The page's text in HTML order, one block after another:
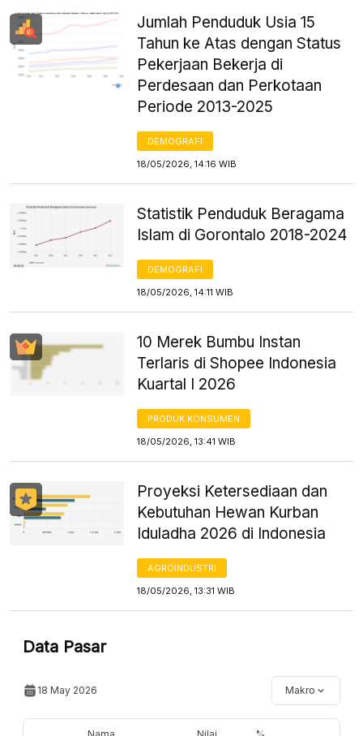
Jumlah Penduduk Usia 15
Tahun ke Atas dengan Status
Pekerjaan Bekerja di
Perdesaan dan Perkotaan
Periode 2013-2025
DEMOGRAFI
18/05/2026, 14:16 WIB
Statistik Penduduk Beragama
Islam di Gorontalo 2018-2024
DEMOGRAFI
18/05/2026, 14:11 WIB
10 Merek Bumbu Instan
Terlaris di Shopee Indonesia
Kuartal I 2026
PRODUK KONSUMEN
18/05/2026, 13:41 WIB
Proyeksi Ketersediaan dan
Kebutuhan Hewan Kurban
Iduladha 2026 di Indonesia
AGROINDUSTRI
18/05/2026, 13:31 WIB
Data Pasar
18 May 2026 Makro